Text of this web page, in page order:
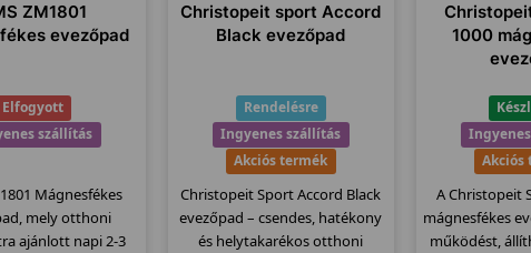
ZM1801
evezőpad
Elfogyott
szállítás
Mágnesfékes
mely otthoni
ajánlott napi 2-3
Christopeit sport Accord
Black evezőpad
Rendelésre
Ingyenes szállítás
Akciós termék
Christopeit Sport Accord Black
evezőpad – csendes, hatékony
és helytakarékos otthoni
1000
Akciós
A Christopeit
mágnesfékes
működést,